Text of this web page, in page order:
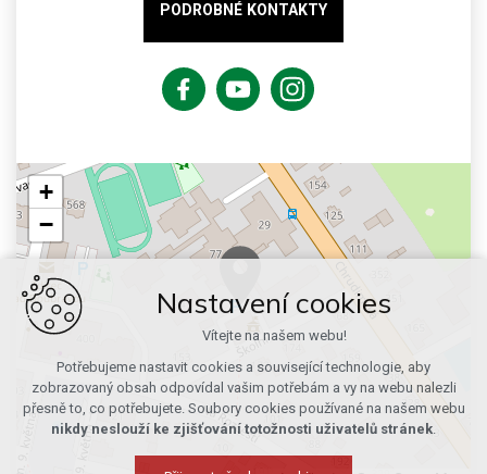
PODROBNÉ KONTAKTY
+
−
Nastavení cookies
Vítejte na našem webu!
Potřebujeme nastavit cookies a související technologie, aby
zobrazovaný obsah odpovídal vašim potřebám a vy na webu nalezli
přesně to, co potřebujete. Soubory cookies používané na našem webu
nikdy neslouží ke zjišťování totožnosti uživatelů stránek.